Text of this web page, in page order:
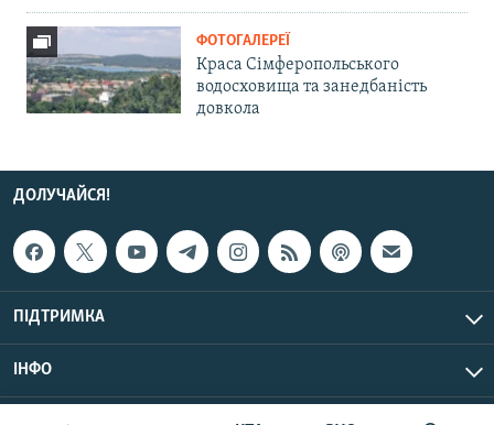
ФОТОГАЛЕРЕЇ
Краса Сімферопольського
водосховища та занедбаність
довкола
ДОЛУЧАЙСЯ!
ПІДТРИМКА
ІНФО